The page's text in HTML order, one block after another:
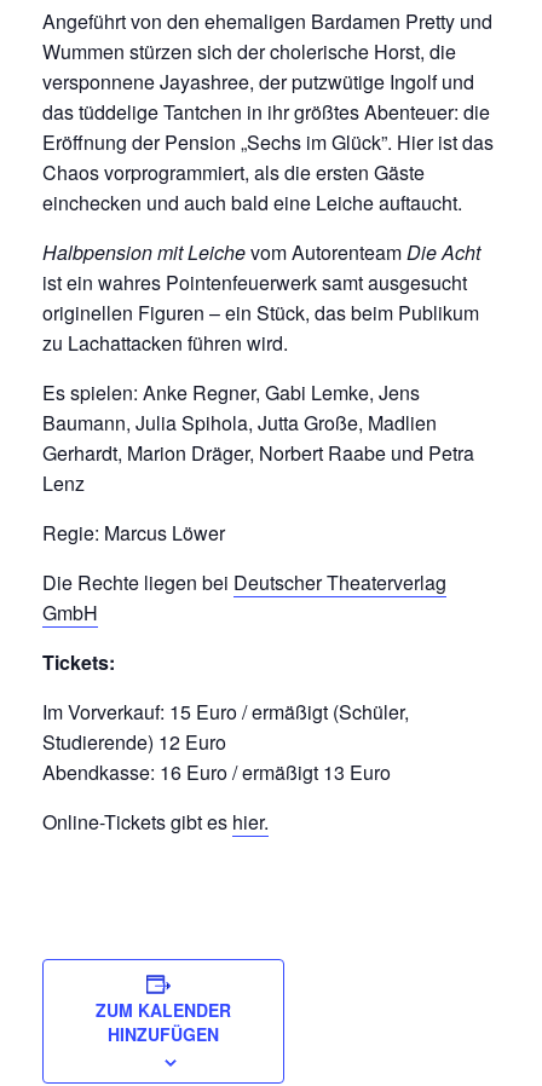
Angeführt von den ehemaligen Bardamen Pretty und
Wummen stürzen sich der cholerische Horst, die
versponnene Jayashree, der putzwütige Ingolf und
das tüddelige Tantchen in ihr größtes Abenteuer: die
Eröffnung der Pension „Sechs im Glück”. Hier ist das
Chaos vorprogrammiert, als die ersten Gäste
einchecken und auch bald eine Leiche auftaucht.
Halbpension mit Leichevom AutorenteamDie Acht
ist ein wahres Pointenfeuerwerk samt ausgesucht
originellen Figuren – ein Stück, das beim Publikum
zu Lachattacken führen wird.
Es spielen: Anke Regner, Gabi Lemke, Jens
Baumann, Julia Spihola, Jutta Große, Madlien
Gerhardt, Marion Dräger, Norbert Raabe und Petra
Lenz
Regie: Marcus Löwer
Die Rechte liegen bei Deutscher Theaterverlag
GmbH
Tickets:
Im Vorverkauf: 15 Euro / ermäßigt (Schüler,
Studierende) 12 Euro
Abendkasse: 16 Euro / ermäßigt 13 Euro
Online-Tickets gibt es hier.
ZUM KALENDER
HINZUFÜGEN